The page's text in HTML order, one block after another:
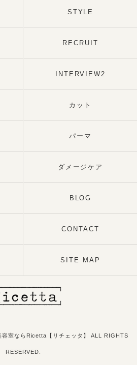
STYLE
RECRUIT
INTERVIEW2
カット
パーマ
ダメージケア
BLOG
CONTACT
SITE MAP
室ならRicetta【リチェッタ】 ALL RIGHTS
RESERVED.